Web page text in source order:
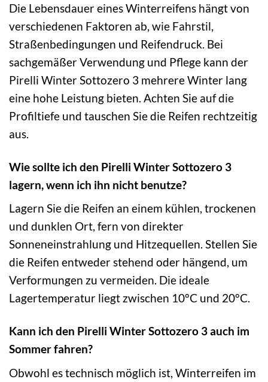
Die Lebensdauer eines Winterreifens hängt von
verschiedenen Faktoren ab, wie Fahrstil,
Straßenbedingungen und Reifendruck. Bei
sachgemäßer Verwendung und Pflege kann der
Pirelli Winter Sottozero 3 mehrere Winter lang
eine hohe Leistung bieten. Achten Sie auf die
Profiltiefe und tauschen Sie die Reifen rechtzeitig
aus.
Wie sollte ich den Pirelli Winter Sottozero 3
lagern, wenn ich ihn nicht benutze?
Lagern Sie die Reifen an einem kühlen, trockenen
und dunklen Ort, fern von direkter
Sonneneinstrahlung und Hitzequellen. Stellen Sie
die Reifen entweder stehend oder hängend, um
Verformungen zu vermeiden. Die ideale
Lagertemperatur liegt zwischen 10°C und 20°C.
Kann ich den Pirelli Winter Sottozero 3 auch im
Sommer fahren?
Obwohl es technisch möglich ist, Winterreifen im